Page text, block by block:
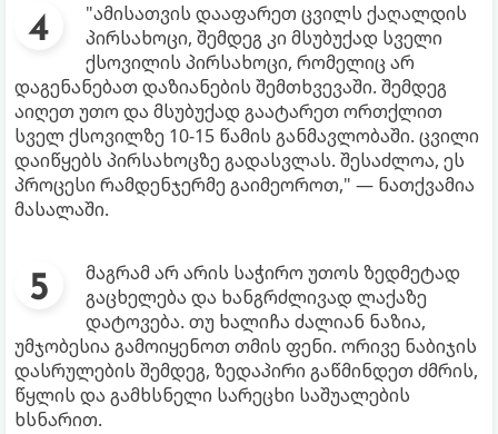
"ამისათვის დააფარეთ ცვილს ქაღალდის
პირსახოცი, შემდეგ კი მსუბუქად სველი
ქსოვილის პირსახოცი, რომელიც არ
დაგენანებათ დაზიანების შემთხვევაში. შემდეგ
აიღეთ უთო და მსუბუქად გაატარეთ ორთქლით
სველ ქსოვილზე 10-15 წამის განმავლობაში. ცვილი
დაიწყებს პირსახოცზე გადასვლას. შესაძლოა, ეს
პროცესი რამდენჯერმე გაიმეოროთ," — ნათქვამია
მასალაში.
მაგრამ არ არის საჭირო უთოს ზედმეტად
გაცხელება და ხანგრძლივად ლაქაზე
დატოვება. თუ ხალიჩა ძალიან ნაზია,
უმჯობესია გამოიყენოთ თმის ფენი. ორივე ნაბიჯის
დასრულების შემდეგ, ზედაპირი გაწმინდეთ ძმრის,
წყლის და გამხსნელი სარეცხი საშუალების
ხსნარით.